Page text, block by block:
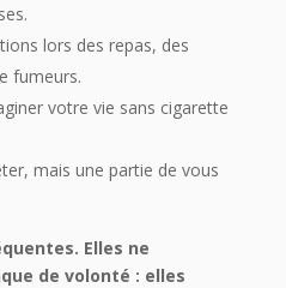
lors des repas, des
fumeurs.
votre vie sans cigarette
mais une partie de vous
Elles ne
de volonté : elles